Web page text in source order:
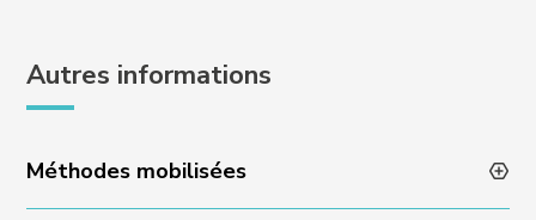
Autres informations
Méthodes mobilisées